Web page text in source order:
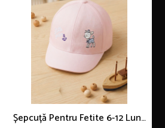
Șepcuță Pentru Fetite 6-12 Luni,